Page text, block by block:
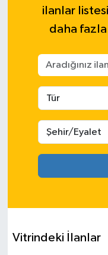
ilanlar
daha
Vitrindeki İlanlar
SPOR
ULUSAL
İLÇELERİMİZ